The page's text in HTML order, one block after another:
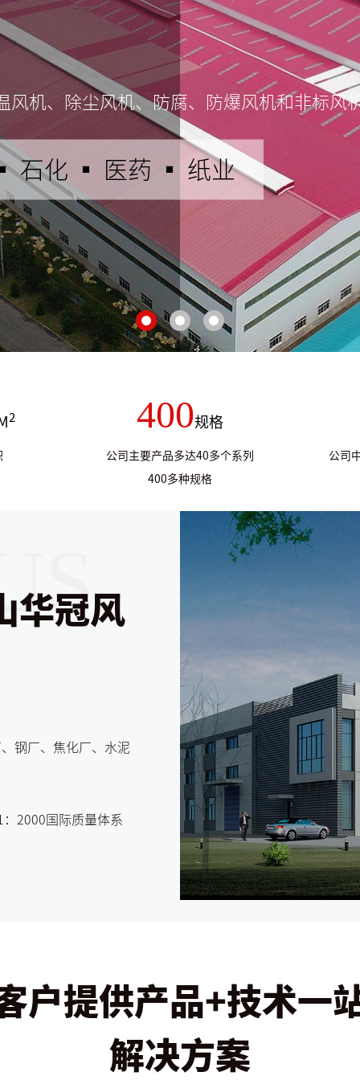
机、除尘风机、防腐、防爆风机和非标风
石化 ▪ 医药 ▪ 纸业
2 400规格
公司主要产品多达40多个系列
400多种规格
公司
华冠风
钢厂、焦化厂、水泥
2000国际质量体系
户提供产品+技术一
解决方案